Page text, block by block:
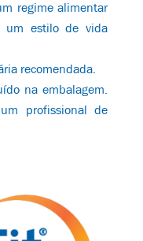
regime alimentar
um estilo de vida
recomendada.
na embalagem.
profissional de